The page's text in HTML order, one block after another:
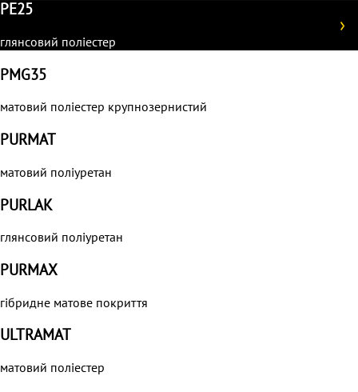
PE25
глянсовий поліестер
PMG35
матовий поліестер крупнозернистий
PURMAT
матовий поліуретан
PURLAK
глянсовий поліуретан
PURMAХ
гібридне матове покриття
ULTRAMAT
матовий поліестер